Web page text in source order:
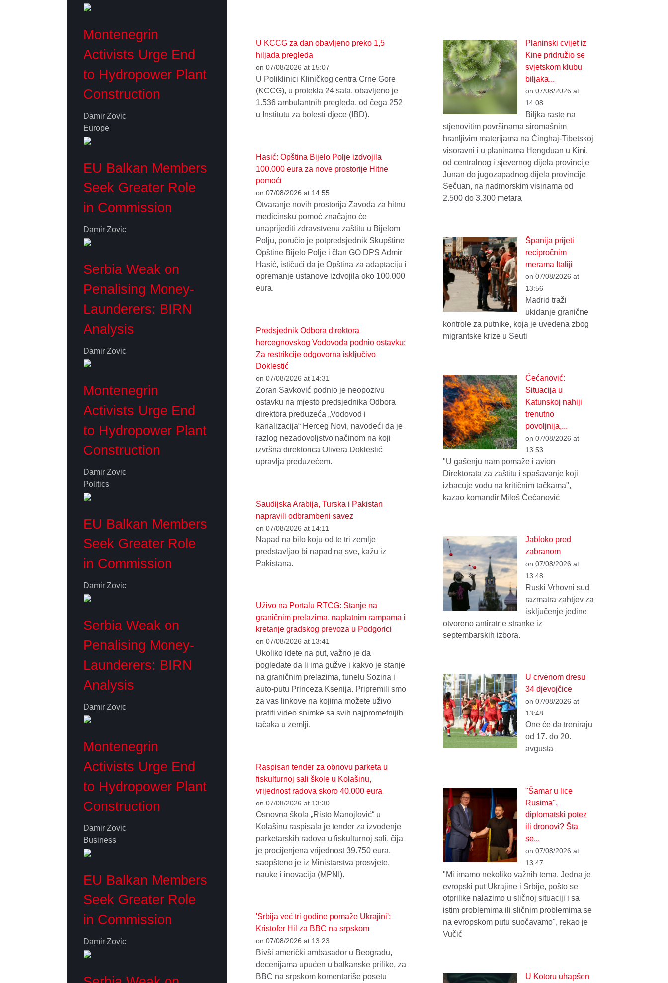
Montenegrin
Activists Urge End
to Hydropower Plant
Construction
Damir Zovic
Europe
EU Balkan Members
Seek Greater Role
in Commission
Damir Zovic
Serbia Weak on
Penalising Money-
Launderers: BIRN
Analysis
Damir Zovic
Montenegrin
Activists Urge End
to Hydropower Plant
Construction
Damir Zovic
Politics
EU Balkan Members
Seek Greater Role
in Commission
Damir Zovic
Serbia Weak on
Penalising Money-
Launderers: BIRN
Analysis
Damir Zovic
Montenegrin
Activists Urge End
to Hydropower Plant
Construction
Damir Zovic
Business
EU Balkan Members
Seek Greater Role
in Commission
Damir Zovic
U KCCG za dan obavljeno preko 1,5
hiljada pregleda
on 07/08/2026 at 15:07
U Poliklinici Kliničkog centra Crne Gore
(KCCG), u protekla 24 sata, obavljeno je
1.536 ambulantnih pregleda, od čega 252
u Institutu za bolesti djece (IBD).
Hasić: Opština Bijelo Polje izdvojila
100.000 eura za nove prostorije Hitne
pomoći
on 07/08/2026 at 14:55
Otvaranje novih prostorija Zavoda za hitnu
medicinsku pomoć značajno će
unaprijediti zdravstvenu zaštitu u Bijelom
Polju, poručio je potpredsjednik Skupštine
Opštine Bijelo Polje i član GO DPS Admir
Hasić, ističući da je Opština za adaptaciju i
opremanje ustanove izdvojila oko 100.000
eura.
Predsjednik Odbora direktora
hercegnovskog Vodovoda podnio ostavku:
Za restrikcije odgovorna isključivo
Doklestić
on 07/08/2026 at 14:31
Zoran Savković podnio je neopozivu
ostavku na mjesto predsjednika Odbora
direktora preduzeća „Vodovod i
kanalizacija“ Herceg Novi, navodeći da je
razlog nezadovoljstvo načinom na koji
izvršna direktorica Olivera Doklestić
upravlja preduzećem.
Saudijska Arabija, Turska i Pakistan
napravili odbrambeni savez
on 07/08/2026 at 14:11
Napad na bilo koju od te tri zemlje
predstavljao bi napad na sve, kažu iz
Pakistana.
Uživo na Portalu RTCG: Stanje na
graničnim prelazima, naplatnim rampama i
kretanje gradskog prevoza u Podgorici
on 07/08/2026 at 13:41
Ukoliko idete na put, važno je da
pogledate da li ima gužve i kakvo je stanje
na graničnim prelazima, tunelu Sozina i
auto-putu Princeza Ksenija. Pripremili smo
za vas linkove na kojima možete uživo
pratiti video snimke sa svih najprometnijih
tačaka u zemlji.
Raspisan tender za obnovu parketa u
fiskulturnoj sali škole u Kolašinu,
vrijednost radova skoro 40.000 eura
on 07/08/2026 at 13:30
Osnovna škola „Risto Manojlović“ u
Kolašinu raspisala je tender za izvođenje
parketarskih radova u fiskulturnoj sali, čija
je procijenjena vrijednost 39.750 eura,
saopšteno je iz Ministarstva prosvjete,
nauke i inovacija (MPNI).
'Srbija već tri godine pomaže Ukrajini':
Kristofer Hil za BBC na srpskom
on 07/08/2026 at 13:23
Bivši američki ambasador u Beogradu,
decenijama upućen u balkanske prilike, za
BBC na srpskom komentariše posetu
Planinski cvijet iz
Kine pridružio se
svjetskom klubu
biljaka...
on 07/08/2026 at
14:08
Biljka raste na
stjenovitim površinama siromašnim
hranljivim materijama na Ćinghaj-Tibetskoj
visoravni i u planinama Hengduan u Kini,
od centralnog i sjevernog dijela provincije
Junan do jugozapadnog dijela provincije
Sečuan, na nadmorskim visinama od
2.500 do 3.300 metara
Španija prijeti
recipročnim
merama Italiji
on 07/08/2026 at
13:56
Madrid traži
ukidanje granične
kontrole za putnike, koja je uvedena zbog
migrantske krize u Seuti
Ćećanović:
Situacija u
Katunskoj nahiji
trenutno
povoljnija,...
on 07/08/2026 at
13:53
"U gašenju nam pomaže i avion
Direktorata za zaštitu i spašavanje koji
izbacuje vodu na kritičnim tačkama",
kazao komandir Miloš Ćećanović
Jabloko pred
zabranom
on 07/08/2026 at
13:48
Ruski Vrhovni sud
razmatra zahtjev za
isključenje jedine
otvoreno antiratne stranke iz
septembarskih izbora.
U crvenom dresu
34 djevojčice
on 07/08/2026 at
13:48
One će da treniraju
od 17. do 20.
avgusta
"Šamar u lice
Rusima",
diplomatski potez
ili dronovi? Šta
se...
on 07/08/2026 at
13:47
"Mi imamo nekoliko važnih tema. Jedna je
evropski put Ukrajine i Srbije, pošto se
otprilike nalazimo u sličnoj situaciji i sa
istim problemima ili sličnim problemima se
na evropskom putu suočavamo", rekao je
Vučić
U Kotoru uhapšen